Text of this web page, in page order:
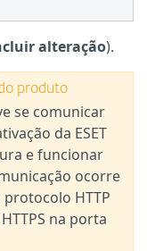
alteração).
produto
se comunicar
da ESET
e funcionar
ocorre
HTTP
na porta